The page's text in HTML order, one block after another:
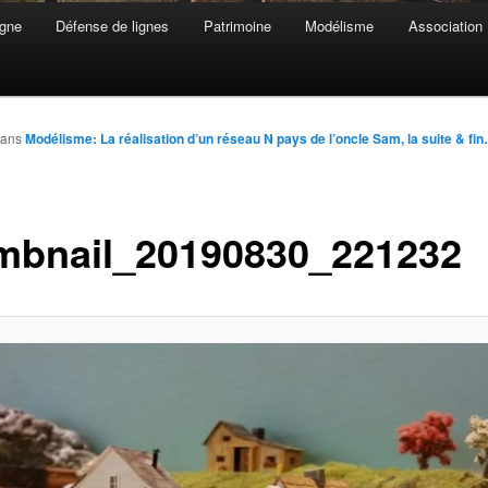
Défense de lignes Patrimoine Modélisme Association
Modélisme: La réalisation d’un réseau N pays de l’oncle Sam, la suite &